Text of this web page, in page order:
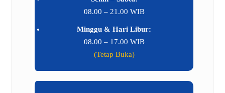
08.00 – 21.00 WIB
Minggu & Hari Libur:
08.00 – 17.00 WIB
(Tetap Buka)